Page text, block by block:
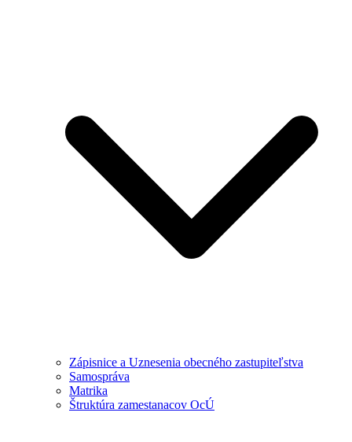
Zápisnice a Uznesenia obecného zastupiteľstva
Samospráva
Matrika
Štruktúra zamestanacov OcÚ